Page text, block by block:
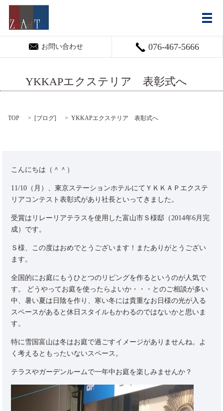
お問い合わせ 076-467-5666
メ
YKKAPエクステリア 表彰式へ
TOP [ブログ] YKKAPエクステリア 表彰式へ
こんにちは（＾＾）
11/10（月）、東京ステーションホテルにてＹＫＫＡＰエクステ
リアコンテスト表彰式があり社長といってきました。
受賞はリレーリアテラスを使用した富山市Ｓ様邸（2014年6月完
成）です。
Ｓ様、この度はおめでとうございます！またありがとうござい
ます。
全国的にお庭にもうひとつのリビングを作るというのが人気で
す。 どうやってお庭を使ったらよいか・・・とのご相談が多い
中、暑い夏は日陰を作り、寒い冬には貴重なお日様の光が入る
スペースがあると休日スタイルもかわるのではないかと思いま
す。
特に雪国富山は冬はお庭で過ごすイメージがありませんね。よ
く考えるともったいないスペース。
テラスやガーデンルームで一年中お庭を楽しみませんか？